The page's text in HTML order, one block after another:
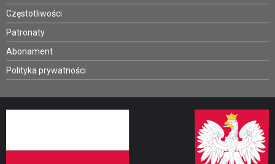
Częstotliwości
Patronaty
Abonament
Polityka prywatności